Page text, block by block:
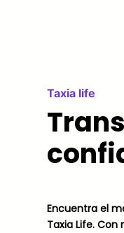
Taxia life
Encuentra el
Taxia Life.